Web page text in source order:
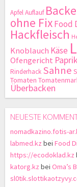
ApfelAuflauf
ohne FixFood
Hackfleisch
Knoblauch Käse
Ofengericht
Rinderhack Sahne
Tomaten
Überbacken
NEUESTE
nomadkazino.fotis-
labmed.kz bei Food
https://ecodoklad.kz
katorg.kz bei Oma’s